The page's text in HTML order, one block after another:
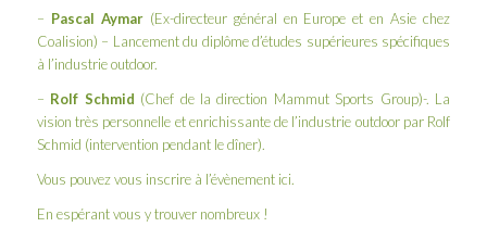
– Pascal Aymar(Ex-directeur général en Europe et en Asie chez
Coalision) – Lancement du diplôme d’études supérieures spécifiques
à l’industrie outdoor.
– Rolf Schmid (Chef de la direction Mammut Sports Group)-. La
vision très personnelle et enrichissante de l’industrie outdoor par Rolf
Schmid (intervention pendant le dîner).
Vous pouvez vous inscrire à l’évènement ici.
En espérant vous y trouver nombreux !